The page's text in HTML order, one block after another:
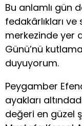
Bu anlamlı gün
fedakârlıkları ve
merkezinde yer
Günü’nü
duyuyorum.
Peygamber
ayakları
değeri en güzel